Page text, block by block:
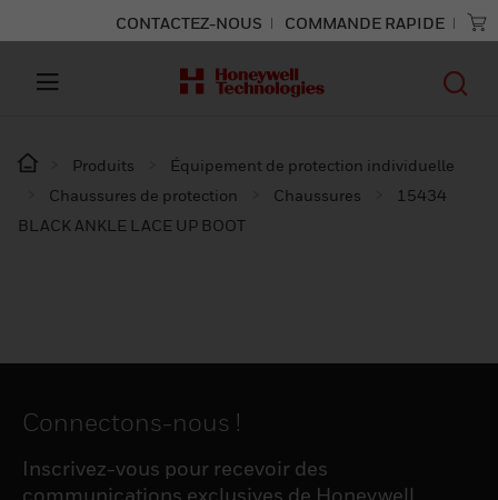
CONTACTEZ-NOUS COMMANDE RAPIDE
Produits
Équipement de protection individuelle
Chaussures de protection
Chaussures
15434
BLACK ANKLE LACE UP BOOT
Connectons-nous !
Inscrivez-vous pour recevoir des
communications exclusives de Honeywell,